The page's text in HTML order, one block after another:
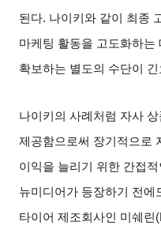
된다. 나이키와 같이 최종
마케팅 활동을 고도화하는
확보하는 별도의 수단이
나이키의 사례처럼 자사
제공함으로써 장기적으로
이익을 늘리기 위한 간접
뉴미디어가 등장하기 전에
타이어 제조회사인 미쉐린